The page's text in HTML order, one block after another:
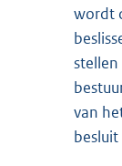
wordt
van